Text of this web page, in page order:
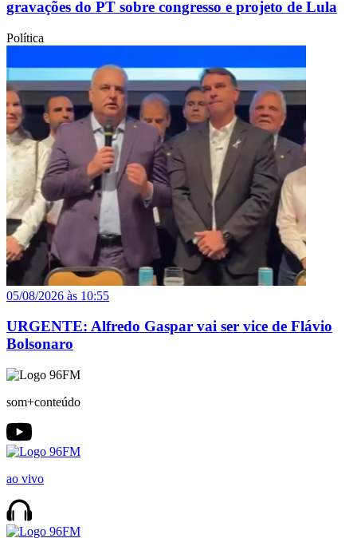
gravações do PT sobre congresso e projeto de Lula
Política
05/08/2026 às 10:55
URGENTE: Alfredo Gaspar vai ser vice de Flávio
Bolsonaro
som+conteúdo
ao vivo